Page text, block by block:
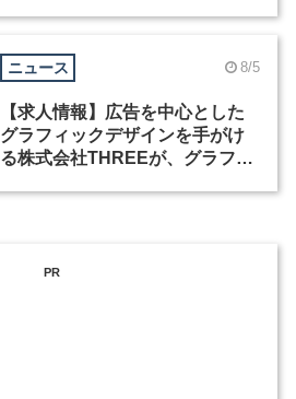
ニュース 8/5
【求人情報】広告を中心とした
グラフィックデザインを手がけ
る株式会社THREEが、グラフィ
PR